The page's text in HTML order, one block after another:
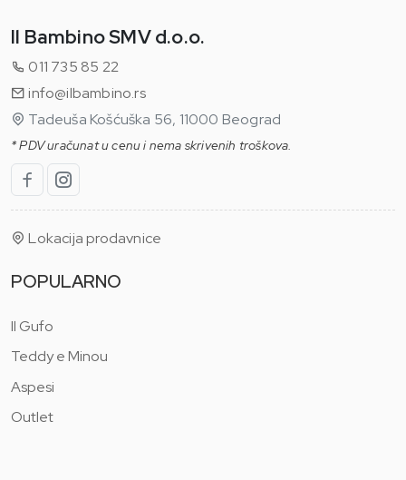
Il Bambino SMV d.o.o.
011 735 85 22
info@ilbambino.rs
Tadeuša Košćuška 56, 11000 Beograd
* PDV uračunat u cenu i nema skrivenih troškova.
Lokacija prodavnice
POPULARNO
Il Gufo
Teddy e Minou
Aspesi
Outlet